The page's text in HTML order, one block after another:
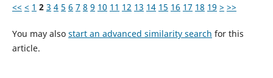
<< < 1 2 3 4 5 6 7 8 9 10 11 12 13 14 15 16 17 18 19 > >>
You may also start an advanced similarity search for this
article.